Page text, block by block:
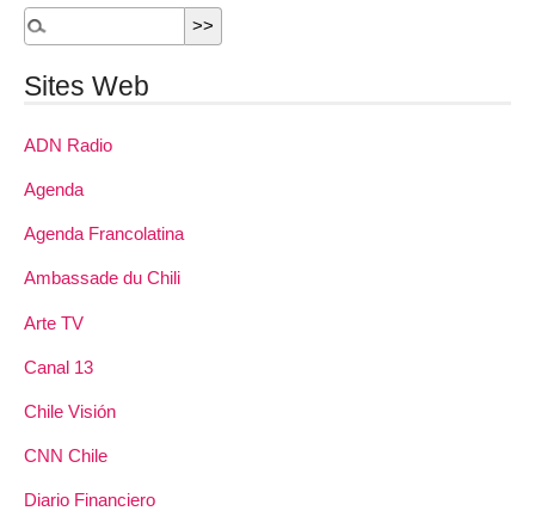
Sites Web
ADN Radio
Agenda
Agenda Francolatina
Ambassade du Chili
Arte TV
Canal 13
Chile Visión
CNN Chile
Diario Financiero